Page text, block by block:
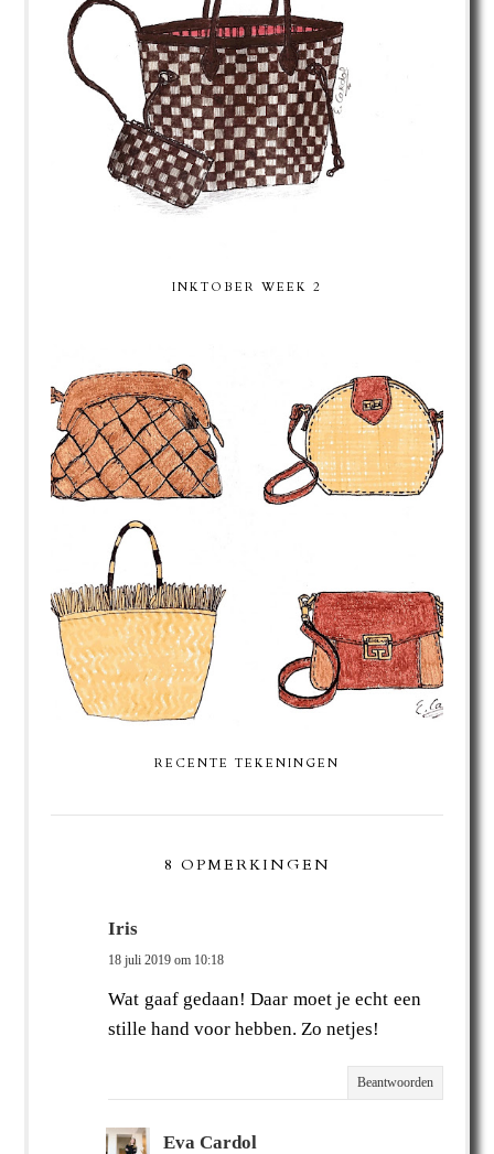
INKTOBER WEEK 2
RECENTE TEKENINGEN
8 OPMERKINGEN
Iris
18 juli 2019 om 10:18
Wat gaaf gedaan! Daar moet je echt een
stille hand voor hebben. Zo netjes!
Beantwoorden
Eva Cardol